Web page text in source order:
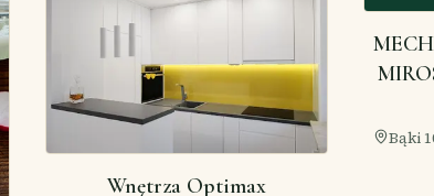
Wnętrza Optimax
Bąki